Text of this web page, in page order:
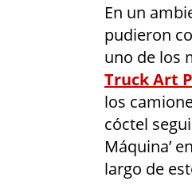
En un
pudieron
uno de los
Truck Art
los
cóctel
Máquina’
largo de